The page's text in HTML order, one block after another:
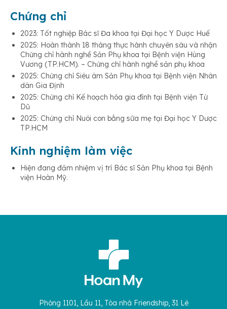
Chứng chỉ
2023: Tốt nghiệp Bác sĩ Đa khoa tại Đại học Y Dược Huế
2025: Hoàn thành 18 tháng thực hành chuyên sâu và nhận
Chứng chỉ hành nghề Sản Phụ khoa tại Bệnh viện Hùng
Vương (TP.HCM). – Chứng chỉ hành nghề sản phụ khoa
2025: Chứng chỉ Siêu âm Sản Phụ khoa tại Bệnh viện Nhân
dân Gia Định
2025: Chứng chỉ Kế hoạch hóa gia đình tại Bệnh viện Từ
Dũ
2025: Chứng chỉ Nuôi con bằng sữa mẹ tại Đại học Y Dược
TP.HCM
Kinh nghiệm làm việc
Hiện đang đảm nhiệm vị trí Bác sĩ Sản Phụ khoa tại Bệnh
viện Hoàn Mỹ.
Phòng 1101, Lầu 11, Tòa nhà Friendship, 31 Lê